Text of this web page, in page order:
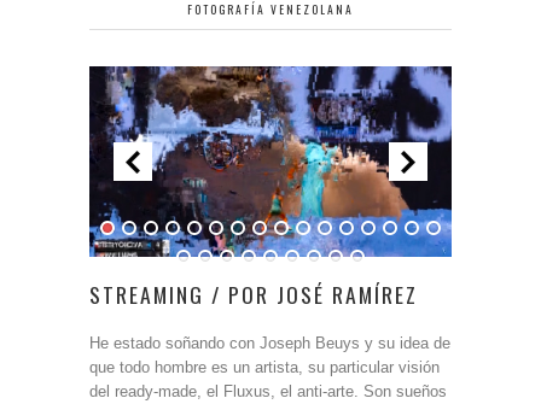
FOTOGRAFÍA VENEZOLANA
STREAMING / POR JOSÉ RAMÍREZ
He estado soñando con Joseph Beuys y su idea de
que todo hombre es un artista, su particular visión
del ready-made, el Fluxus, el anti-arte. Son sueños